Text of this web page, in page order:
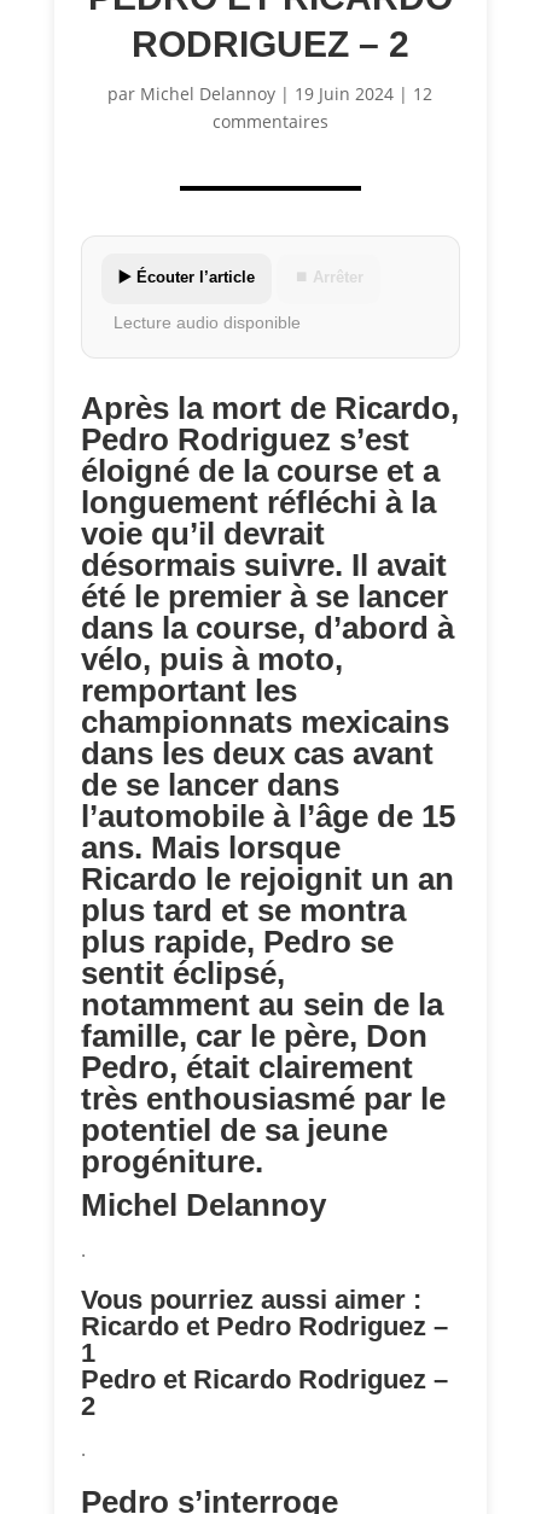
RODRIGUEZ – 2
par Michel Delannoy | 19 Juin 2024 | 12
commentaires
▶️ Écouter l’article ⏹ Arrêter
Lecture audio disponible
Après la mort de Ricardo,
Pedro Rodriguez s’est
éloigné de la course et a
longuement réfléchi à la
voie qu’il devrait
désormais suivre. Il avait
été le premier à se lancer
dans la course, d’abord à
vélo, puis à moto,
remportant les
championnats mexicains
dans les deux cas avant
de se lancer dans
l’automobile à l’âge de 15
ans. Mais lorsque
Ricardo le rejoignit un an
plus tard et se montra
plus rapide, Pedro se
sentit éclipsé,
notamment au sein de la
famille, car le père, Don
Pedro, était clairement
très enthousiasmé par le
potentiel de sa jeune
progéniture.
Michel Delannoy
.
Vous pourriez aussi aimer :
Ricardo et Pedro Rodriguez –
1
Pedro et Ricardo Rodriguez –
2
.
Pedro s’interroge